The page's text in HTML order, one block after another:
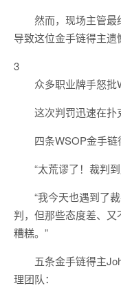
然而，现场主管最
导致这位金手链得主遗
3
众多职业牌手怒批
这次判罚迅速在扑
四条WSOP金手链
“太荒谬了！裁判
“我今天也遇到了
判，但那些态度差、
糟糕。”
五条金手链得主
理团队：